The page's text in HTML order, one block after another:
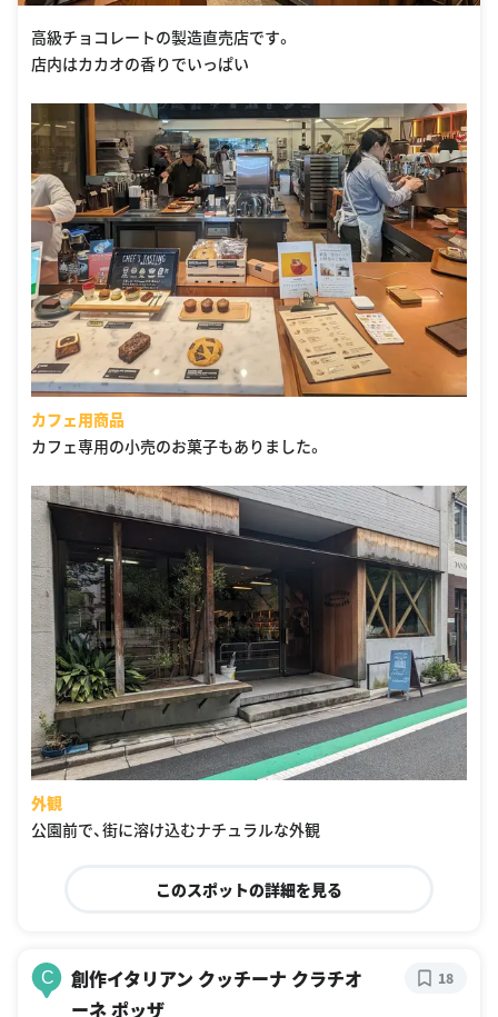
高級チョコレートの製造直売店です。
店内はカカオの香りでいっぱい
カフェ用商品
カフェ専用の小売のお菓子もありました。
外観
公園前で、街に溶け込むナチュラルな外観
このスポットの詳細を見る
C
創作イタリアン クッチーナ クラチオ
ーネ ポッザ
18